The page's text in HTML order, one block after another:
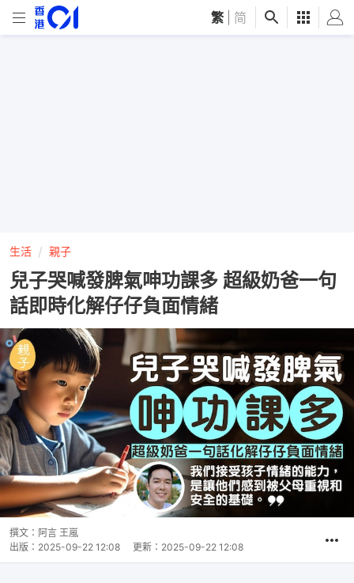
繁 简
生活 親子
兒子哭喊發脾氣呻功課多 超級奶爸一句
話即時化解仔仔負面情緒
撰文： 阿言 王嵐
出版： 2025-09-22 12:08 更新： 2025-09-22 12:08